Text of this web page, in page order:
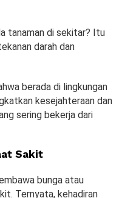
tanaman di sekitar? Itu
darah dan
berada di lingkungan
kesejahteraan dan
sering bekerja dari
Sakit
bunga atau
Ternyata, kehadiran